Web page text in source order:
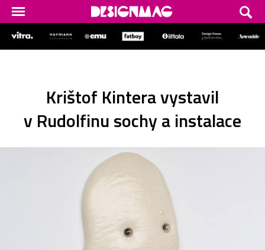
Krištof Kintera vystavil
v Rudolfinu sochy a instalace